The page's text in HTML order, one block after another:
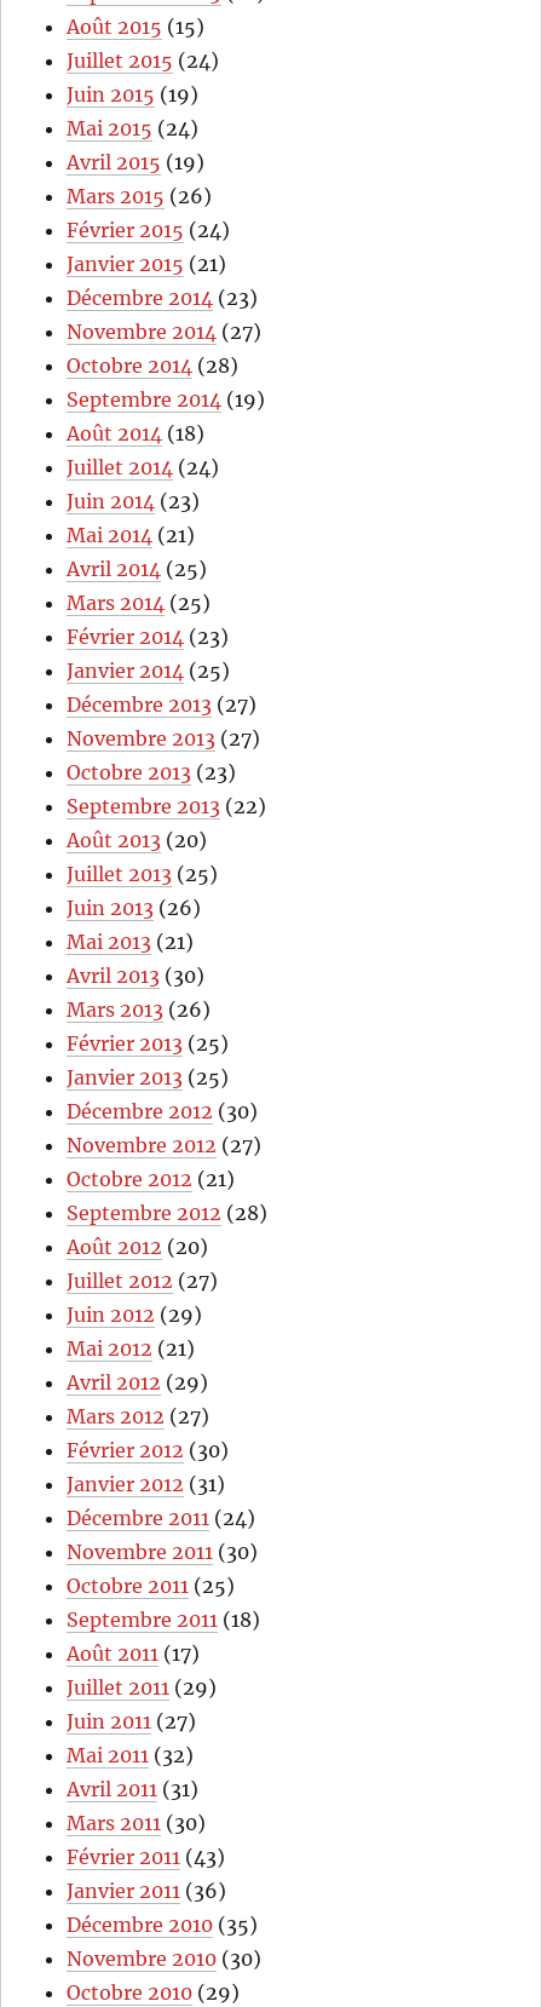
Août 2015 (15)
Juillet 2015 (24)
Juin 2015 (19)
Mai 2015 (24)
Avril 2015 (19)
Mars 2015 (26)
Février 2015 (24)
Janvier 2015 (21)
Décembre 2014 (23)
Novembre 2014 (27)
Octobre 2014 (28)
Septembre 2014 (19)
Août 2014 (18)
Juillet 2014 (24)
Juin 2014 (23)
Mai 2014 (21)
Avril 2014 (25)
Mars 2014 (25)
Février 2014 (23)
Janvier 2014 (25)
Décembre 2013 (27)
Novembre 2013 (27)
Octobre 2013 (23)
Septembre 2013 (22)
Août 2013 (20)
Juillet 2013 (25)
Juin 2013 (26)
Mai 2013 (21)
Avril 2013 (30)
Mars 2013 (26)
Février 2013 (25)
Janvier 2013 (25)
Décembre 2012 (30)
Novembre 2012 (27)
Octobre 2012 (21)
Septembre 2012 (28)
Août 2012 (20)
Juillet 2012 (27)
Juin 2012 (29)
Mai 2012 (21)
Avril 2012 (29)
Mars 2012 (27)
Février 2012 (30)
Janvier 2012 (31)
Décembre 2011 (24)
Novembre 2011 (30)
Octobre 2011 (25)
Septembre 2011 (18)
Août 2011 (17)
Juillet 2011 (29)
Juin 2011 (27)
Mai 2011 (32)
Avril 2011 (31)
Mars 2011 (30)
Février 2011 (43)
Janvier 2011 (36)
Décembre 2010 (35)
Novembre 2010 (30)
Octobre 2010 (29)